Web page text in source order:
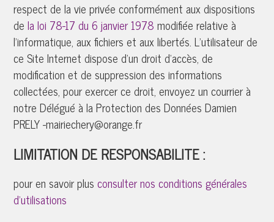
respect de la vie privée conformément aux dispositions
dela loi 78-17 du 6 janvier 1978modifiée relative à
l'informatique, aux fichiers et aux libertés. L’utilisateur de
ce Site Internet dispose d’un droit d’accès, de
modification et de suppression des informations
collectées, pour exercer ce droit, envoyez un courrierà
notre Délégué à la Protection des DonnéesDamien
PRELY-mairiechery@orange.fr
LIMITATION DE RESPONSABILITE :
pour en savoir plusconsulter nos conditions générales
d'utilisations